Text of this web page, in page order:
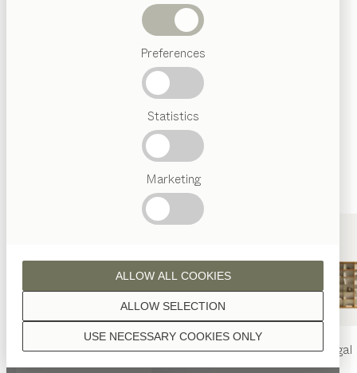
Preferences
Statistics
Marketing
USE NECESSARY COOKIES ONLY
ALLOW SELECTION
ALLOW ALL COOKIES
Österreichisches
Handwerk
nyaTisch nyaStuhl filignoRegal
Wenn nicht anders angeführt, werden alle
Holzoberflächen mit reinem Naturöl veredelt.
Nussbaum Wild
Eiche